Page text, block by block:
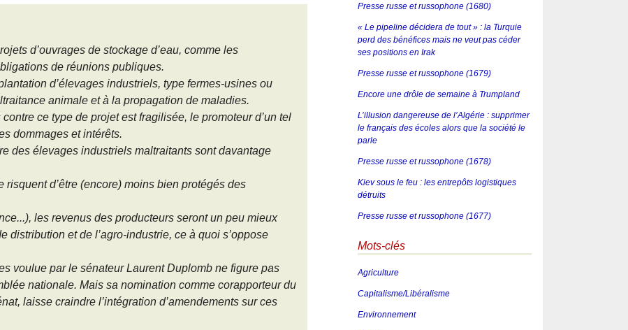
d’ouvrages de stockage d’eau, comme les
de réunions publiques.
d’élevages industriels, type fermes-usines ou
animale et à la propagation de maladies.
ce type de projet est fragilisée, le promoteur d’un tel
dommages et intérêts.
des élevages industriels maltraitants sont davantage
risquent d’être (encore) moins bien protégés des
les revenus des producteurs seront un peu mieux
distribution et de l’agro-industrie, ce à quoi s’oppose
voulue par le sénateur Laurent Duplomb ne figure pas
nationale. Mais sa nomination comme corapporteur du
laisse craindre l’intégration d’amendements sur ces
Presse russe et russophone (1680)
« Le pipeline décidera de tout » : la Turquie
perd des bénéfices mais ne veut pas céder
ses positions en Irak
Presse russe et russophone (1679)
Encore une drôle de semaine à Trumpland
L’illusion dangereuse de l’Algérie : supprimer
le français des écoles alors que la société le
parle
Presse russe et russophone (1678)
Kiev sous le feu : les entrepôts logistiques
détruits
Presse russe et russophone (1677)
Mots-clés
Agriculture
Capitalisme/Libéralisme
Environnement